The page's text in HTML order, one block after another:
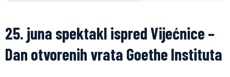
25. juna spektakl ispred Vijećnice –
Dan otvorenih vrata Goethe Instituta